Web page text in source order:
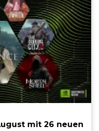
mit 26 neuen